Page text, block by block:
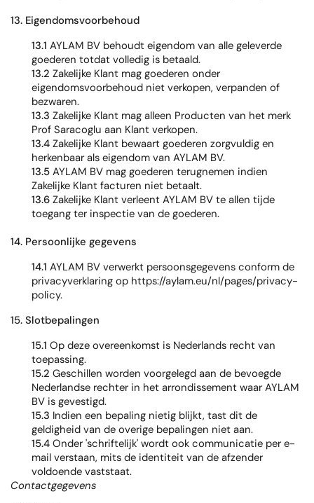
13. Eigendomsvoorbehoud
13.1 AYLAM BV behoudt eigendom van alle geleverde
goederen totdat volledig is betaald.
13.2 Zakelijke Klant mag goederen onder
eigendomsvoorbehoud niet verkopen, verpanden of
bezwaren.
13.3 Zakelijke Klant mag alleen Producten van het merk
Prof Saracoglu aan Klant verkopen.
13.4 Zakelijke Klant bewaart goederen zorgvuldig en
herkenbaar als eigendom van AYLAM BV.
13.5 AYLAM BV mag goederen terugnemen indien
Zakelijke Klant facturen niet betaalt.
13.6 Zakelijke Klant verleent AYLAM BV te allen tijde
toegang ter inspectie van de goederen.
14. Persoonlijke gegevens
14.1 AYLAM BV verwerkt persoonsgegevens conform de
privacyverklaring op https://aylam.eu/nl/pages/privacy-
policy.
15. Slotbepalingen
15.1 Op deze overeenkomst is Nederlands recht van
toepassing.
15.2 Geschillen worden voorgelegd aan de bevoegde
Nederlandse rechter in het arrondissement waar AYLAM
BV is gevestigd.
15.3 Indien een bepaling nietig blijkt, tast dit de
geldigheid van de overige bepalingen niet aan.
15.4 Onder 'schriftelijk' wordt ook communicatie per e-
mail verstaan, mits de identiteit van de afzender
voldoende vaststaat.
Contactgegevens